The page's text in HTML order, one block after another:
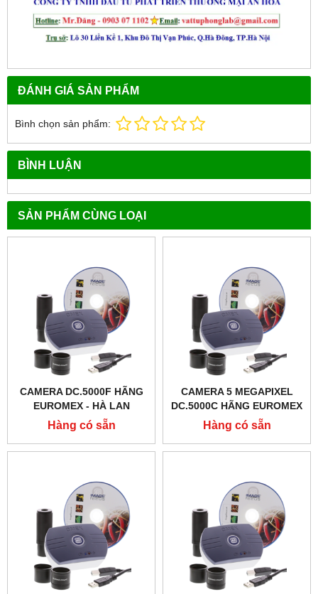
ĐÁNH GIÁ SẢN PHẨM
Bình chọn sản phẩm:
BÌNH LUẬN
SẢN PHẨM CÙNG LOẠI
CAMERA DC.5000F HÃNG
EUROMEX - HÀ LAN
Hàng có sẵn
CAMERA 5 MEGAPIXEL
DC.5000C HÃNG EUROMEX
- HÀ LAN
Hàng có sẵn